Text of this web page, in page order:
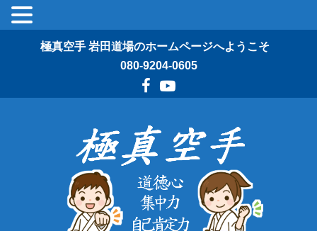
極真空手 岩田道場のホームページへようこそ
080-9204-0605